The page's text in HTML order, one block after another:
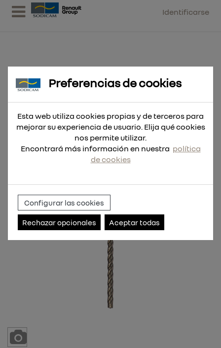
Identificarse
Broca SDS-Plus MX4 5,5x165
Preferencias de cookies
Esta web utiliza cookies propias y de terceros para
mejorar su experiencia de usuario. Elija qué cookies
nos permite utilizar.
Encontrará más información en nuestra política
de cookies
Configurar las cookies
Rechazar opcionales Aceptar todas